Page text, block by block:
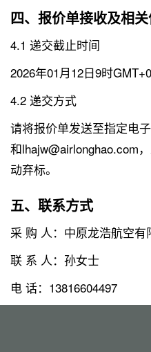
四、报价单接收及相
4.1 递交截止时间
2026年01月12日9时
4.2 递交方式
请将报价单发送至指定电
和lhajw@airlonghao.com
动弃标。
五、联系方式
采 购 人：中原龙浩航空有
联 系 人：孙女士
电 话：13816604497